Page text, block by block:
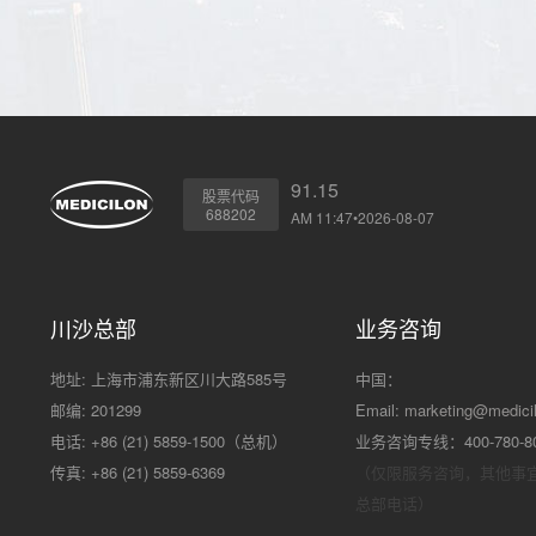
股票代码
688202
91.15
AM 11:47•2026-08-07
川沙总部
地址: 上海市浦东新区川大路585号
邮编: 201299
电话: +86 (21) 5859-1500（总机）
传真: +86 (21) 5859-6369
业务咨询
中国：
Email:
业务咨询专线：400-780-